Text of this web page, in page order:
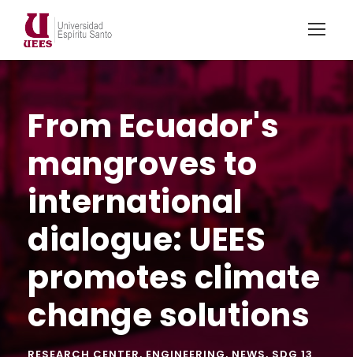
From Ecuador's
mangroves to
international
dialogue: UEES
promotes climate
change solutions